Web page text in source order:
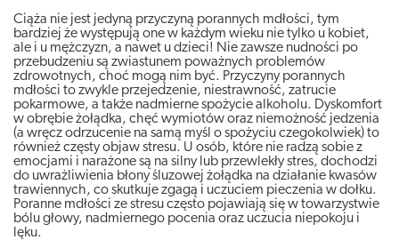
Ciąża nie jest jedyną przyczyną porannych mdłości, tym
bardziej że występują one w każdym wieku nie tylko u kobiet,
ale i u mężczyzn, a nawet u dzieci! Nie zawsze nudności po
przebudzeniu są zwiastunem poważnych problemów
zdrowotnych, choć mogą nim być. Przyczyny porannych
mdłości to zwykle przejedzenie, niestrawność, zatrucie
pokarmowe, a także nadmierne spożycie alkoholu. Dyskomfort
w obrębie żołądka, chęć wymiotów oraz niemożność jedzenia
(a wręcz odrzucenie na samą myśl o spożyciu czegokolwiek) to
również częsty objaw stresu. U osób, które nie radzą sobie z
emocjami i narażone są na silny lub przewlekły stres, dochodzi
do uwrażliwienia błony śluzowej żołądka na działanie kwasów
trawiennych, co skutkuje zgagą i uczuciem pieczenia w dołku.
Poranne mdłości ze stresu często pojawiają się w towarzystwie
bólu głowy, nadmiernego pocenia oraz uczucia niepokoju i
lęku.